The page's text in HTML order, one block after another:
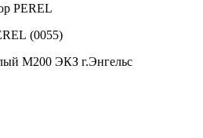
PEREL
(0055)
М200 ЭКЗ г.Энгельс